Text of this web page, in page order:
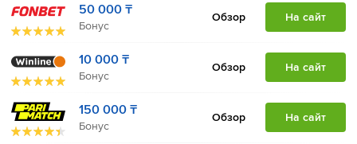
50 000 ₸
Бонус
Обзор На сайт
10 000 ₸
Бонус
Обзор На сайт
150 000 ₸
Бонус
Обзор На сайт